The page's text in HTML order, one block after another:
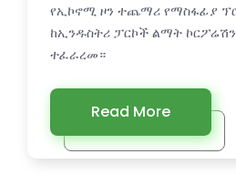
የኢኮኖሚ ዞን ተጨማሪ የማስፋፊያ
ከኢንዱስትሪ ፓርኮች ልማት
ተፈራረመ።
Read More